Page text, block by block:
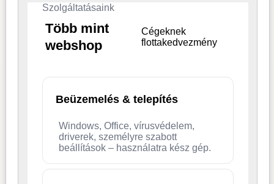
Szolgáltatásaink
Több mint
webshop
Cégeknek
flottakedvezmény
Beüzemelés & telepítés
Windows, Office, vírusvédelem,
driverek, személyre szabott
beállítások – használatra kész gép.